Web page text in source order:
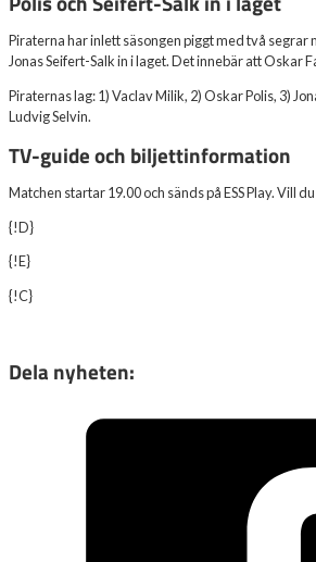
Piraterna har inlett säsongen piggt med två
Jonas Seifert-Salk in i laget. Det innebär att Oskar
Piraternas lag: 1) Vaclav Milik, 2) Oskar Polis, 3)
Ludvig Selvin.
TV-guide och biljettinformation
Matchen startar 19.00 och sänds på ESS Play. Vill
{!D}
{!E}
{!C}
Dela nyheten: